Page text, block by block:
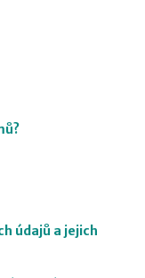
údajů a jejich